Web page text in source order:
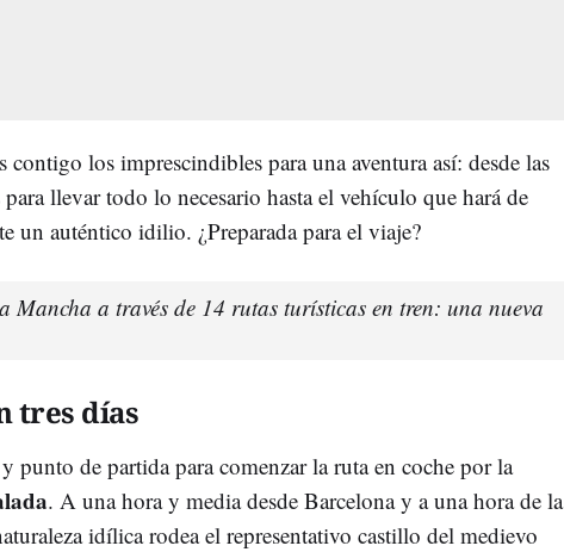
contigo los imprescindibles para una aventura así: desde las
para llevar todo lo necesario hasta el vehículo que hará de
un auténtico idilio. ¿Preparada para el viaje?
Mancha a través de 14 rutas turísticas en tren: una nueva
tres días
punto de partida para comenzar la ruta en coche por la
. A una hora y media desde Barcelona y a una hora de la
idílica rodea el representativo castillo del medievo